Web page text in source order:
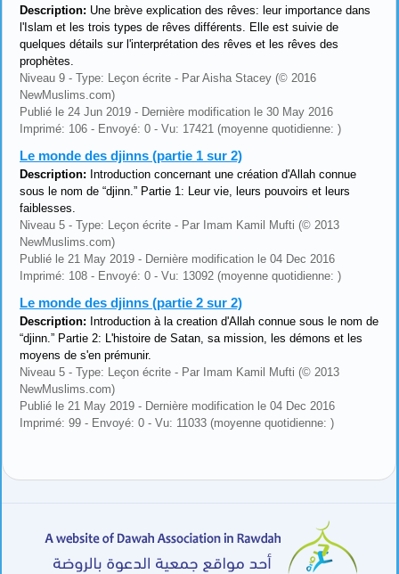
Description: Une brève explication des rêves: leur importance dans
l'Islam et les trois types de rêves différents. Elle est suivie de
quelques détails sur l'interprétation des rêves et les rêves des
prophètes.
Niveau 9 - Type: Leçon écrite - Par Aisha Stacey (© 2016
NewMuslims.com)
Publié le 24 Jun 2019 - Dernière modification le 30 May 2016
Imprimé: 106 - Envoyé: 0 - Vu: 17421 (moyenne quotidienne: )
Le monde des djinns (partie 1 sur 2)
Description: Introduction concernant une création d'Allah connue
sous le nom de “djinn.” Partie 1: Leur vie, leurs pouvoirs et leurs
faiblesses.
Niveau 5 - Type: Leçon écrite - Par Imam Kamil Mufti (© 2013
NewMuslims.com)
Publié le 21 May 2019 - Dernière modification le 04 Dec 2016
Imprimé: 108 - Envoyé: 0 - Vu: 13092 (moyenne quotidienne: )
Le monde des djinns (partie 2 sur 2)
Description: Introduction à la creation d'Allah connue sous le nom de
“djinn.” Partie 2: L'histoire de Satan, sa mission, les démons et les
moyens de s'en prémunir.
Niveau 5 - Type: Leçon écrite - Par Imam Kamil Mufti (© 2013
NewMuslims.com)
Publié le 21 May 2019 - Dernière modification le 04 Dec 2016
Imprimé: 99 - Envoyé: 0 - Vu: 11033 (moyenne quotidienne: )